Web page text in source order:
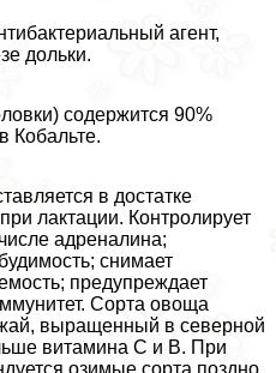
агент,
дольки.
содержится 90%
Кобальте.
в достатке
лактации. Контролирует
адреналина;
снимает
предупреждает
Сорта овоща
выращенный в северной
витамина С и В. При
озимые сорта поздно